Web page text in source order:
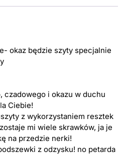
okaz będzie szyty specjalnie
czadowego i okazu w duchu
Ciebie!
z wykorzystaniem resztek
mi wiele skrawków, ja je
na przedzie nerki!
z odzysku! no petarda